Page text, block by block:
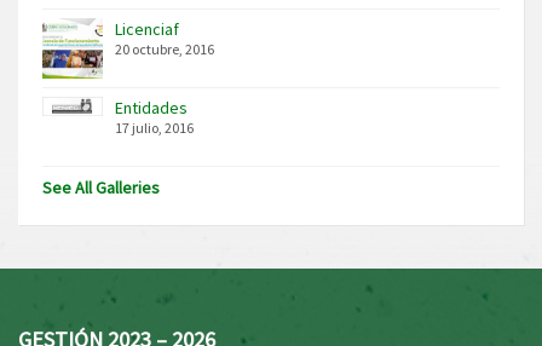
Licenciaf
20 octubre, 2016
Entidades
17 julio, 2016
See All Galleries
GESTIÓN 2023 – 2026